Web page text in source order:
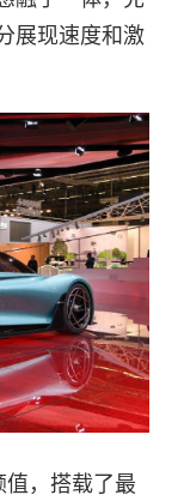
展现速度和激
值，搭载了最